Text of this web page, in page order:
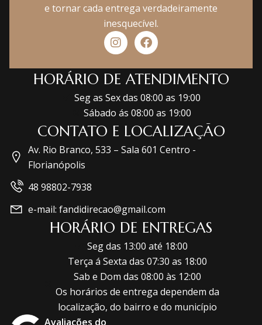
HORÁRIO DE ATENDIMENTO
Seg as Sex das 08:00 as 19:00
Sábado ás 08:00 as 19:00
CONTATO E LOCALIZAÇÃO
Av. Rio Branco, 533 – Sala 601 Centro -
Florianópolis
48 98802-7938
e-mail: fandidirecao@gmail.com
e tornar cada entrega verdadeiramente
inesquecível.
HORÁRIO DE ENTREGAS
Seg das 13:00 até 18:00
Terça á Sexta das 07:30 as 18:00
Sab e Dom das 08:00 às 12:00
Os horários de entrega dependem da
localização, do bairro e do município
Avaliações do